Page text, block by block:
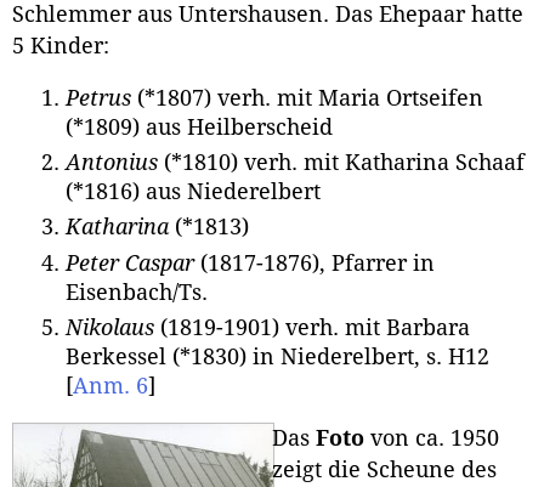
Schlemmer aus Untershausen. Das Ehepaar hatte
5 Kinder:
Petrus (*1807) verh. mit Maria Ortseifen
(*1809) aus Heilberscheid
Antonius (*1810) verh. mit Katharina Schaaf
(*1816) aus Niederelbert
Katharina(*1813)
Peter Caspar(1817-1876), Pfarrer in
Eisenbach/Ts.
Nikolaus (1819-1901) verh. mit Barbara
Berkessel (*1830) in Niederelbert, s. H12
[Anm. 6]
Das Foto von ca. 1950
zeigt die Scheune des